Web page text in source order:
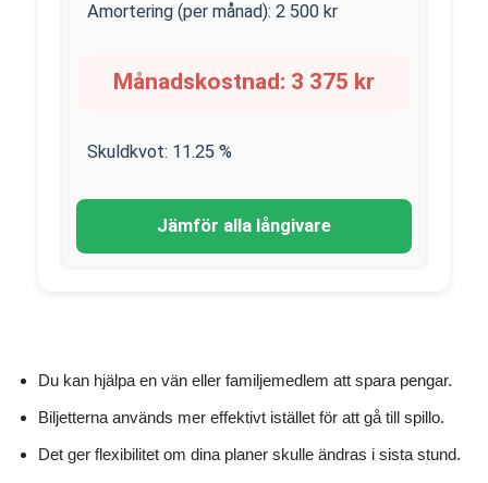
Amortering (per månad): 2 500 kr
Månadskostnad: 3 375 kr
Skuldkvot: 11.25 %
Jämför alla långivare
Du kan hjälpa en vän eller familjemedlem att spara pengar.
Biljetterna används mer effektivt istället för att gå till spillo.
Det ger flexibilitet om dina planer skulle ändras i sista stund.